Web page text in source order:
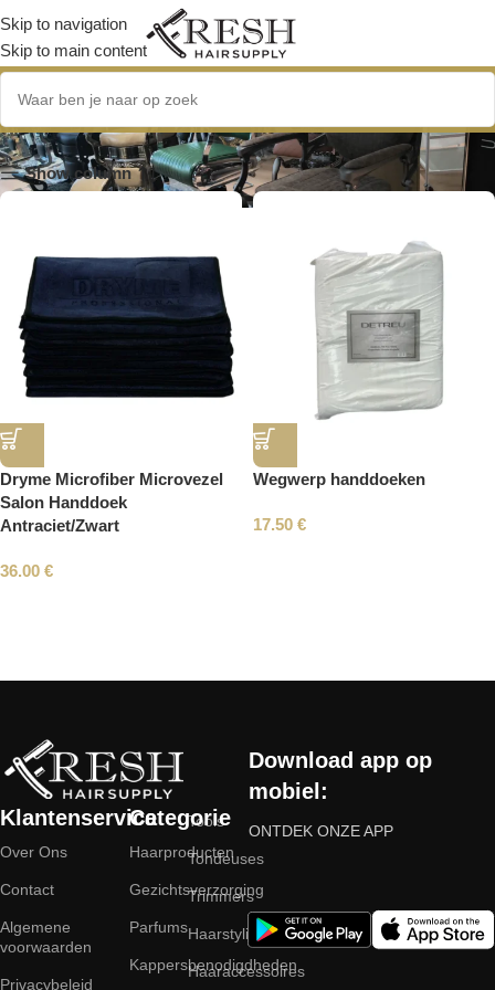
Skip to navigation
Skip to main content
ME Professional
Show column
Dryme Microfiber Microvezel
Salon Handdoek
Antraciet/Zwart
36.00 €
Wegwerp handdoeken
17.50 €
Klantenservice
Over Ons
Contact
Algemene
voorwaarden
Privacybeleid
Categorie
Haarproducten
Gezichtsverzorging
Parfums
Kappersbenodigdheden
Tools
Tondeuses
Trimmers
Haarstyling
Haaraccessoires
Download app op
mobiel:
ONTDEK ONZE APP